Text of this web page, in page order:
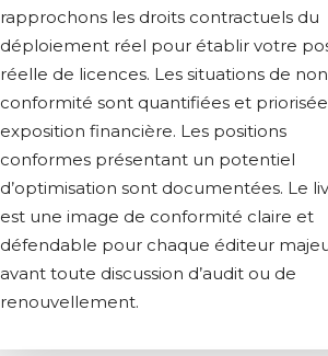
rapprochons les droits contractuels du
déploiement réel pour établir votre
réelle de licences. Les situations de
conformité sont quantifiées et
exposition financière. Les positions
conformes présentant un potentiel
d’optimisation sont documentées. Le
est une image de conformité claire et
défendable pour chaque éditeur
avant toute discussion d’audit ou de
renouvellement.